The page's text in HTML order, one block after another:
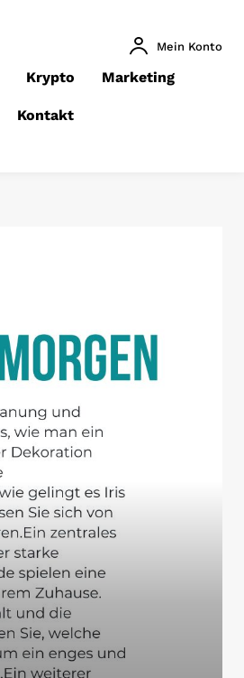
Mein Konto
Krypto Marketing
Kontakt